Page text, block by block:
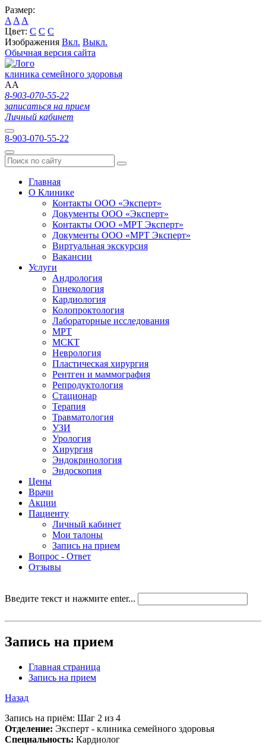
Размер:
A A A
Цвет: C C C
Изображения Вкл. Выкл.
Обычная версия сайта
клиника семейного здоровья
AA
8-903-070-55-22
записаться на прием
Личный кабинет
8-903-070-55-22
Главная
О Клинике
Контакты ООО «Эксперт»
Документы ООО «Эксперт»
Контакты ООО «МРТ Эксперт»
Документы ООО «МРТ Эксперт»
Виртуальная экскурсия
Вакансии
Услуги
Андрология
Гинекология
Кардиология
Колопроктология
Лабораторные исследования
МРТ
МСКТ
Неврология
Пластическая хирургия
Рентген и маммография
Репродуктология
Стационар
Терапия
Травматология
УЗИ
Урология
Хирургия
Эндокринология
Эндоскопия
Цены
Врачи
Акции
Пациенту
Личный кабинет
Мои талоны
Запись на прием
Вопрос - Ответ
Отзывы
Введите текст и нажмите enter...
Запись на прием
Главная страница
Запись на прием
Назад
Запись на приём: Шаг 2 из 4
Отделение: Эксперт - клиника семейного здоровья
Специальность: Кардиолог